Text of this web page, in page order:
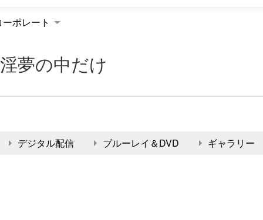
ーポレート
夢の中だけ
デジタル配信 ブルーレイ＆DVD ギャラリー